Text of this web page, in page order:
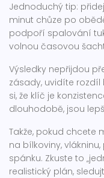
Jednoduchý tip:
minut chůze po
podpoří spalování
volnou časovou
Výsledky nepřijdou
zásady, uvidíte
si, že klíč je
dlouhodobě, jsou
Takže, pokud chcete
na bílkoviny,
spánku. Zkuste to
realistický plán,